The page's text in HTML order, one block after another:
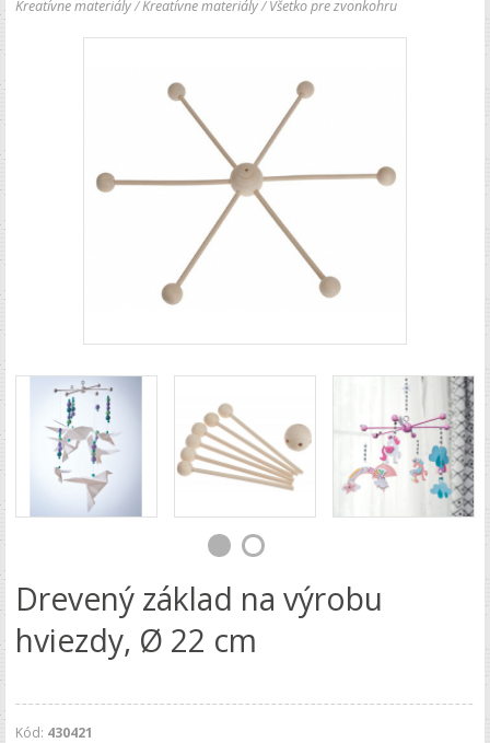
Kreatívne materiály/Kreatívne materiály/Všetko pre zvonkohru
Drevený základ na výrobu
hviezdy, Ø 22 cm
Kód: 430421